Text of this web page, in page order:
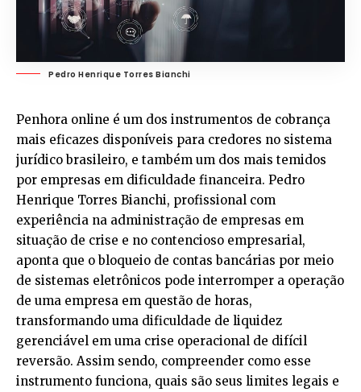
Pedro Henrique Torres Bianchi
Penhora online é um dos instrumentos de cobrança
mais eficazes disponíveis para credores no sistema
jurídico brasileiro, e também um dos mais temidos
por empresas em dificuldade financeira. Pedro
Henrique Torres Bianchi, profissional com
experiência na administração de empresas em
situação de crise e no contencioso empresarial,
aponta que o bloqueio de contas bancárias por meio
de sistemas eletrônicos pode interromper a operação
de uma empresa em questão de horas,
transformando uma dificuldade de liquidez
gerenciável em uma crise operacional de difícil
reversão. Assim sendo, compreender como esse
instrumento funciona, quais são seus limites legais e